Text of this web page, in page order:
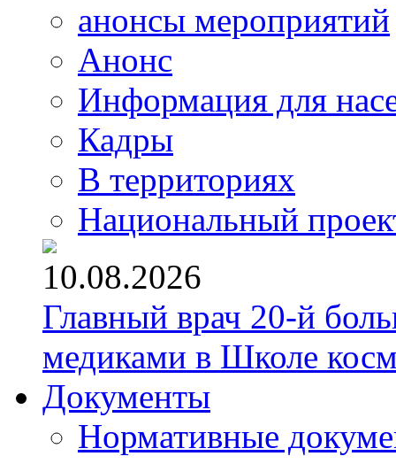
анонсы мероприятий
Анонс
Информация для
Кадры
В территориях
Национальный
10.08.2026
Главный врач 20-й
медиками в Школе
Документы
Нормативные